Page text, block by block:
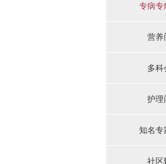
专病专
营养
多科
护理
知名专
社区